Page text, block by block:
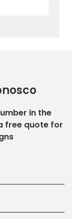
in the
free quote for